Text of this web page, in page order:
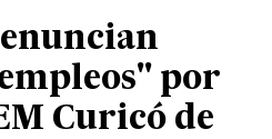
por
Curicó de